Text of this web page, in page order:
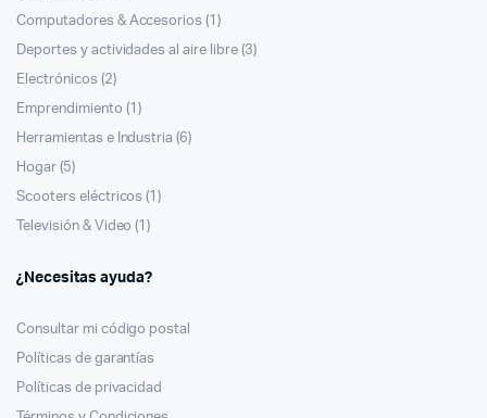
Computadores & Accesorios (1)
Deportes y actividades al aire libre (3)
Electrónicos (2)
Emprendimiento (1)
Herramientas e Industria (6)
Hogar (5)
Scooters eléctricos (1)
Televisión & Video (1)
¿Necesitas ayuda?
Consultar mi código postal
Políticas de garantías
Políticas de privacidad